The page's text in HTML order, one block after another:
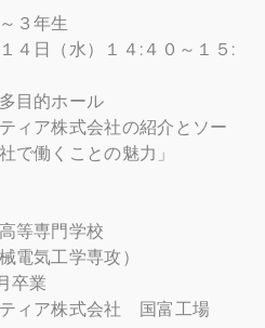
３年生
４日（水）１４:４０～１５:
目的ホール
ィア株式会社の紹介とソー
で働くことの魅力」
高等専門学校
電気工学専攻）
卒業
ティア株式会社 国富工場